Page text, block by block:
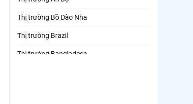
Thị trường Bồ Đào Nha
Thị trường Brazil
Thị trường Bangladesh